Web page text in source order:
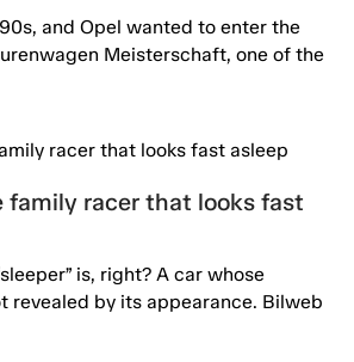
and Opel wanted to enter the
Meisterschaft, one of the
family racer that looks fast
is, right? A car whose
by its appearance. Bilweb